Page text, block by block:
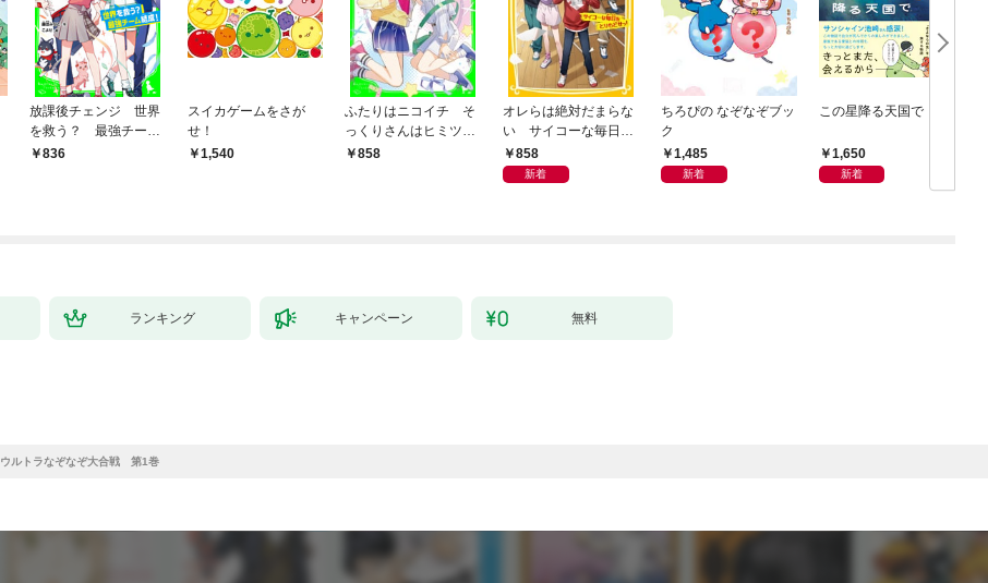
放課後チェンジ 世界
を救う？ 最強チーム
結成！
836
スイカゲームをさが
せ！
1,540
ふたりはニコイチ そ
っくりさんはヒミツの
親友858
オレらは絶対だまらな
い サイコーな毎日を
とりもどせっ！
858
新着
ちろぴの なぞなぞブッ
ク
1,485
新着
この星降る天国で
1,650
新着
ランキング キャンペーン 無料
ウルトラなぞなぞ大合戦 第1巻